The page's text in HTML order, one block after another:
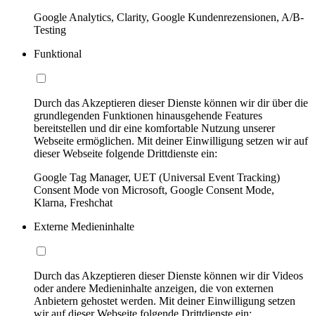
Google Analytics, Clarity, Google Kundenrezensionen, A/B-
Testing
Funktional
Durch das Akzeptieren dieser Dienste können wir dir über die
grundlegenden Funktionen hinausgehende Features
bereitstellen und dir eine komfortable Nutzung unserer
Webseite ermöglichen. Mit deiner Einwilligung setzen wir auf
dieser Webseite folgende Drittdienste ein:
Google Tag Manager, UET (Universal Event Tracking)
Consent Mode von Microsoft, Google Consent Mode,
Klarna, Freshchat
Externe Medieninhalte
Durch das Akzeptieren dieser Dienste können wir dir Videos
oder andere Medieninhalte anzeigen, die von externen
Anbietern gehostet werden. Mit deiner Einwilligung setzen
wir auf dieser Webseite folgende Drittdienste ein: